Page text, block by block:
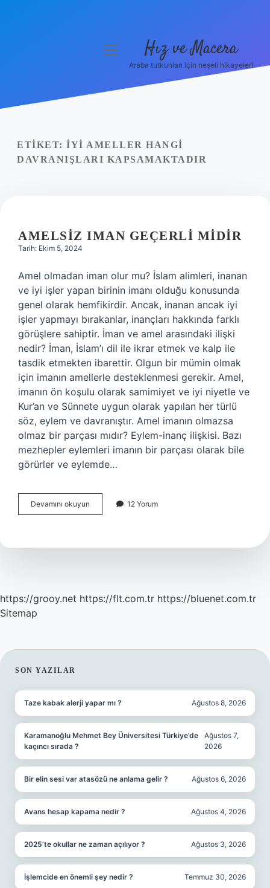
Yasal Uyarı
menüyü
Hız ve Macera
Araba tutkunları için neşeli hikayeler!
ETIKET: İYI AMELLER HANGI
DAVRANIŞLARI KAPSAMAKTADIR
AMELSIZ IMAN GEÇERLI MIDIR
Tarih: Ekim 5, 2024
Amel olmadan iman olur mu? İslam alimleri, inanan
ve iyi işler yapan birinin imanı olduğu konusunda
genel olarak hemfikirdir. Ancak, inanan ancak iyi
işler yapmayı bırakanlar, inançları hakkında farklı
görüşlere sahiptir. İman ve amel arasındaki ilişki
nedir? İman, İslam’ı dil ile ikrar etmek ve kalp ile
tasdik etmekten ibarettir. Olgun bir mümin olmak
için imanın amellerle desteklenmesi gerekir. Amel,
imanın ön koşulu olarak samimiyet ve iyi niyetle ve
Kur’an ve Sünnete uygun olarak yapılan her türlü
söz, eylem ve davranıştır. Amel imanın olmazsa
olmaz bir parçası mıdır? Eylem-inanç ilişkisi. Bazı
mezhepler eylemleri imanın bir parçası olarak bile
görürler ve eylemde…
Devamını okuyun
Iman
12 Yorum
https://grooy.net https://flt.com.tr https://bluenet.com.tr
Sitemap
SIDEBAR
SON YAZILAR
Taze kabak alerji yapar mı ? Ağustos 8, 2026
Karamanoğlu Mehmet Bey Üniversitesi Türkiye’de
kaçıncı sırada ?
Ağustos 7,
2026
Bir elin sesi var atasözü ne anlama gelir ? Ağustos 6, 2026
Avans hesap kapama nedir ? Ağustos 4, 2026
2025’te okullar ne zaman açılıyor ? Ağustos 3, 2026
İşlemcide en önemli şey nedir ? Temmuz 30, 2026